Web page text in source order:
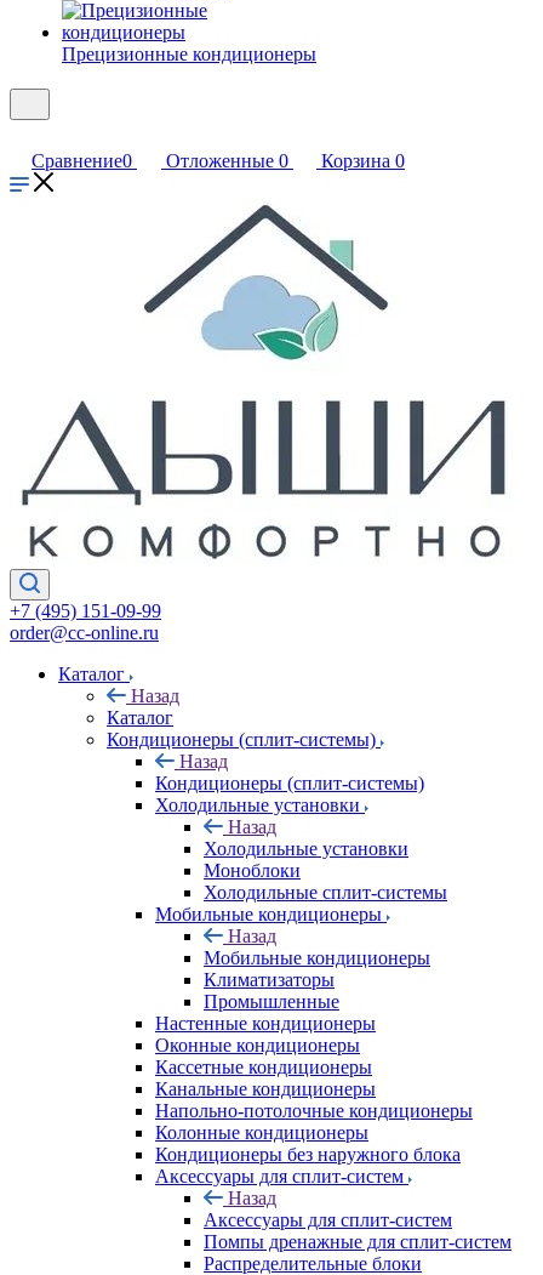
Прецизионные кондиционеры
Сравнение0 Отложенные 0 Корзина 0
+7 (495) 151-09-99
order@cc-online.ru
Каталог
Назад
Каталог
Кондиционеры (сплит-системы)
Назад
Кондиционеры (сплит-системы)
Холодильные установки
Назад
Холодильные установки
Моноблоки
Холодильные сплит-системы
Мобильные кондиционеры
Назад
Мобильные кондиционеры
Климатизаторы
Промышленные
Настенные кондиционеры
Оконные кондиционеры
Кассетные кондиционеры
Канальные кондиционеры
Напольно-потолочные кондиционеры
Колонные кондиционеры
Кондиционеры без наружного блока
Аксессуары для сплит-систем
Назад
Аксессуары для сплит-систем
Помпы дренажные для сплит-систем
Распределительные блоки